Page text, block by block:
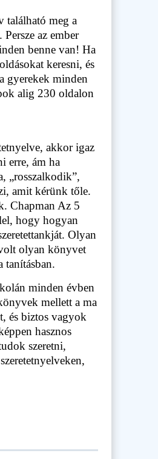
található meg a
az ember
benne van! Ha
keresni, és
gyerekek minden
alig 230 oldalon
akkor igaz
erre, ám ha
„rosszalkodik”,
amit kérünk tőle.
Chapman Az 5
hogy hogyan
Olyan
olyan könyvet
tanításban.
minden évben
mellett a ma
és biztos vagyok
hasznos
szeretni,